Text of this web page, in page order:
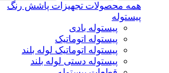
همه محصولات تجهیزات پاشش رنگ
پیستوله
پیستوله بادی
پیستوله اتوماتیک
پیستوله اتوماتیک لوله بلند
پیستوله دستی لوله بلند